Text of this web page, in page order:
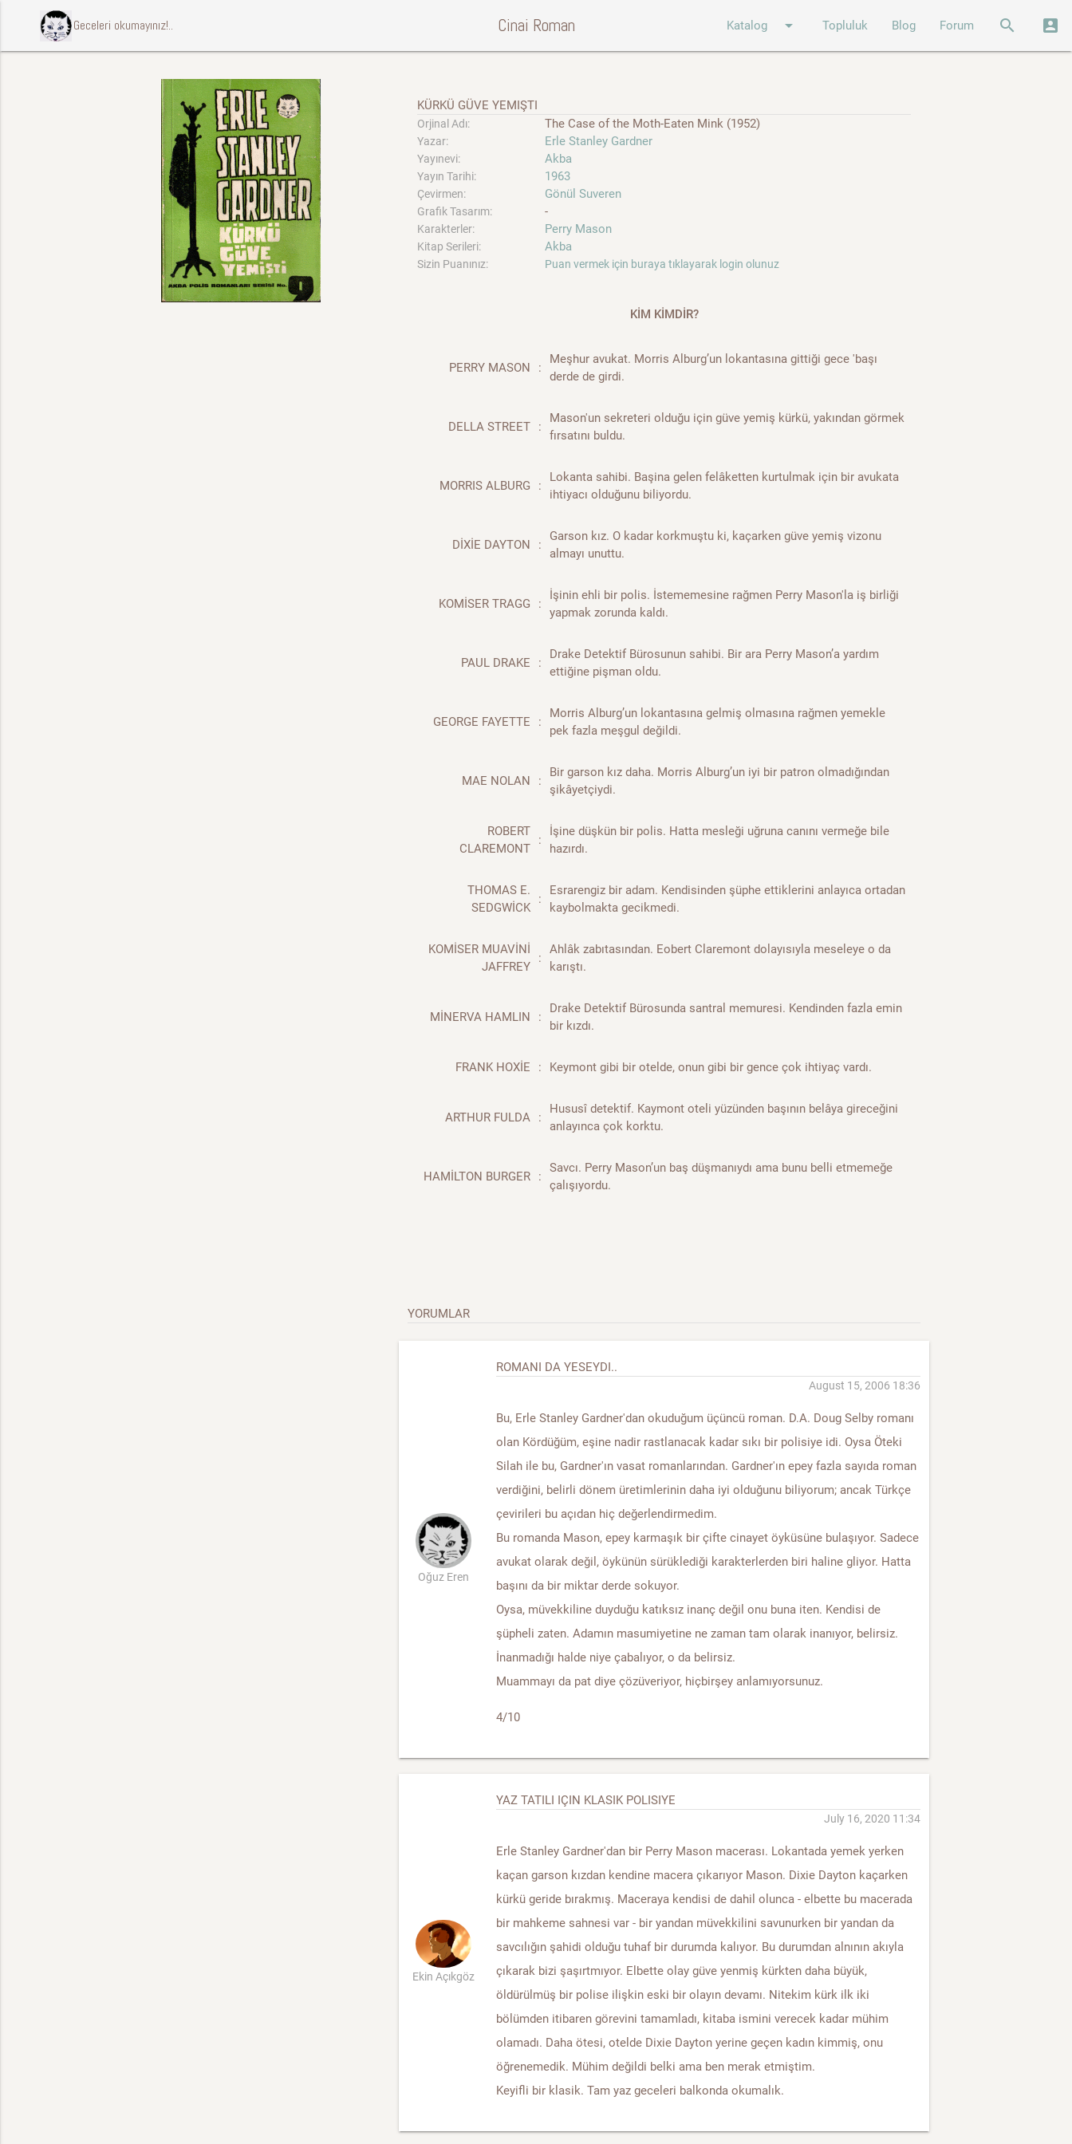
ccccci Geceleri okumayınız!.. Cinai Roman Katalog arrow_drop_down Topluluk Blog Forum search account_box
KÜRKÜ GÜVE YEMIŞTI
Orjinal Adı: The Case of the Moth-Eaten Mink (1952)
Yazar: Erle Stanley Gardner
Yayınevi: Akba
Yayın Tarihi: 1963
Çevirmen: Gönül Suveren
Grafik Tasarım: -
Karakterler: Perry Mason
Kitap Serileri: Akba
Sizin Puanınız: Puan vermek için buraya tıklayarak login olunuz
KİM KİMDİR?
PERRY MASON :
Meşhur avukat. Morris Alburg’un lokantasına gittiği gece 'başı
derde de girdi.
DELLA STREET :
Mason'un sekreteri olduğu için güve yemiş kürkü, yakından görmek
fırsatını buldu.
MORRIS ALBURG :
Lokanta sahibi. Başina gelen felâketten kurtulmak için bir avukata
ihtiyacı olduğunu biliyordu.
DİXİE DAYTON :
Garson kız. O kadar korkmuştu ki, kaçarken güve yemiş vizonu
almayı unuttu.
KOMİSER TRAGG :
İşinin ehli bir polis. İstememesine rağmen Perry Mason'la iş birliği
yapmak zorunda kaldı.
PAUL DRAKE :
Drake Detektif Bürosunun sahibi. Bir ara Perry Mason’a yardım
ettiğine pişman oldu.
GEORGE FAYETTE :
Morris Alburg’un lokantasına gelmiş olmasına rağmen yemekle
pek fazla meşgul değildi.
MAE NOLAN :
Bir garson kız daha. Morris Alburg’un iyi bir patron olmadığından
şikâyetçiydi.
ROBERT
CLAREMONT
:
İşine düşkün bir polis. Hatta mesleği uğruna canını vermeğe bile
hazırdı.
THOMAS E.
SEDGWİCK
:
Esrarengiz bir adam. Kendisinden şüphe ettiklerini anlayıca ortadan
kaybolmakta gecikmedi.
KOMİSER MUAVİNİ
JAFFREY
:
Ahlâk zabıtasından. Eobert Claremont dolayısıyla meseleye o da
karıştı.
MİNERVA HAMLIN :
Drake Detektif Bürosunda santral memuresi. Kendinden fazla emin
bir kızdı.
FRANK HOXİE : Keymont gibi bir otelde, onun gibi bir gence çok ihtiyaç vardı.
ARTHUR FULDA :
Hususî detektif. Kaymont oteli yüzünden başının belâya gireceğini
anlayınca çok korktu.
HAMİLTON BURGER :
Savcı. Perry Mason’un baş düşmanıydı ama bunu belli etmemeğe
çalışıyordu.
YORUMLAR
Oğuz Eren
ROMANI DA YESEYDI..
August 15, 2006 18:36
Bu, Erle Stanley Gardner'dan okuduğum üçüncü roman. D.A. Doug Selby romanı
olan Kördüğüm, eşine nadir rastlanacak kadar sıkı bir polisiye idi. Oysa Öteki
Silah ile bu, Gardner'ın vasat romanlarından. Gardner'ın epey fazla sayıda roman
verdiğini, belirli dönem üretimlerinin daha iyi olduğunu biliyorum; ancak Türkçe
çevirileri bu açıdan hiç değerlendirmedim.
Bu romanda Mason, epey karmaşık bir çifte cinayet öyküsüne bulaşıyor. Sadece
avukat olarak değil, öykünün sürüklediği karakterlerden biri haline gliyor. Hatta
başını da bir miktar derde sokuyor.
Oysa, müvekkiline duyduğu katıksız inanç değil onu buna iten. Kendisi de
şüpheli zaten. Adamın masumiyetine ne zaman tam olarak inanıyor, belirsiz.
İnanmadığı halde niye çabalıyor, o da belirsiz.
Muammayı da pat diye çözüveriyor, hiçbirşey anlamıyorsunuz.
4/10
Ekin Açıkgöz
YAZ TATILI IÇIN KLASIK POLISIYE
July 16, 2020 11:34
Erle Stanley Gardner'dan bir Perry Mason macerası. Lokantada yemek yerken
kaçan garson kızdan kendine macera çıkarıyor Mason. Dixie Dayton kaçarken
kürkü geride bırakmış. Maceraya kendisi de dahil olunca - elbette bu macerada
bir mahkeme sahnesi var - bir yandan müvekkilini savunurken bir yandan da
savcılığın şahidi olduğu tuhaf bir durumda kalıyor. Bu durumdan alnının akıyla
çıkarak bizi şaşırtmıyor. Elbette olay güve yenmiş kürkten daha büyük,
öldürülmüş bir polise ilişkin eski bir olayın devamı. Nitekim kürk ilk iki
bölümden itibaren görevini tamamladı, kitaba ismini verecek kadar mühim
olamadı. Daha ötesi, otelde Dixie Dayton yerine geçen kadın kimmiş, onu
öğrenemedik. Mühim değildi belki ama ben merak etmiştim.
Keyifli bir klasik. Tam yaz geceleri balkonda okumalık.